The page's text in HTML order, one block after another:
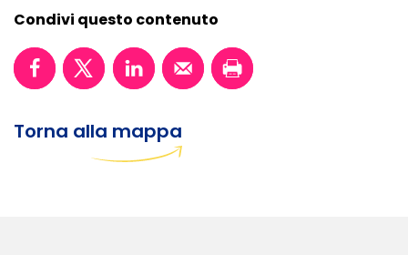
Condivi questo contenuto
Torna alla mappa